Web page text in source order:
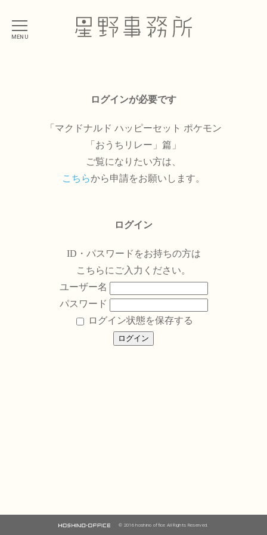
ログインが必要です
「マクドナルド ハッピーセット ポケモン
「おうちリレー」篇」
ご覧になりたい方は、
こちらから申請をお願いします。
ログイン
ID・パスワードをお持ちの方は
こちらにご入力ください。
ユーザー名
パスワード
ログイン状態を保存する
© 2016 hoshino office All Rights Reserved.
MENU